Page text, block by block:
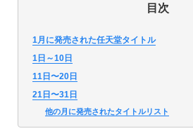
目次
1月に発売された任天堂タイトル
1日～10日
11日〜20日
21日〜31日
他の月に発売されたタイトルリスト